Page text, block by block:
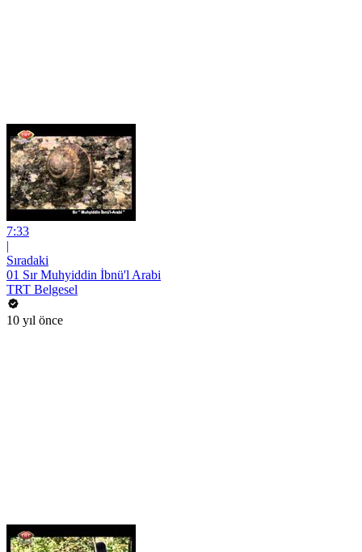
7:33
|
Sıradaki
01 Sır Muhyiddin İbnü'l Arabi
TRT Belgesel
10 yıl önce